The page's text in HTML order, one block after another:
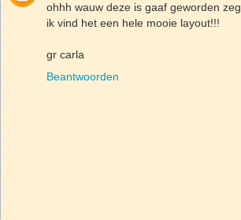
ohhh wauw deze is gaaf geworden zeg
ik vind het een hele mooie layout!!!
gr carla
Beantwoorden